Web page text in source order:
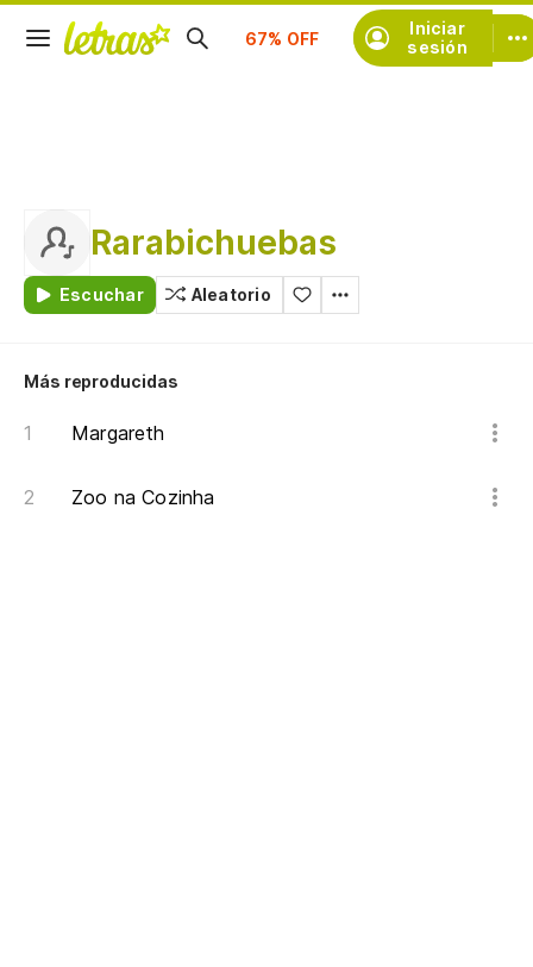
Iniciar
sesión
Suscríbete
Rarabichuebas
Escuchar Aleatorio
Más reproducidas
Margareth
Zoo na Cozinha